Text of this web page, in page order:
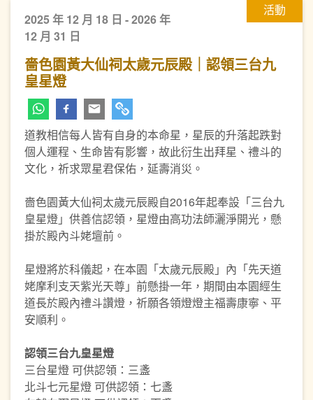
活動
2025 年 12 月 18 日 - 2026 年
12 月 31 日
嗇色園黃大仙祠太歲元辰殿｜認領三台九
皇星燈
道教相信每人皆有自身的本命星，星辰的升落起跌對
個人運程、生命皆有影響，故此衍生出拜星、禮斗的
文化，祈求眾星君保佑，延壽消災。
嗇色園黃大仙祠太歲元辰殿自2016年起奉設「三台九
皇星燈」供善信認領，星燈由高功法師灑淨開光，懸
掛於殿內斗姥壇前。
星燈將於科儀起，在本園「太歲元辰殿」內「先天道
姥摩利支天紫光天尊」前懸掛一年，期間由本園經生
道長於殿內禮斗讚燈，祈願各領燈燈主福壽康寧、平
安順利。
認領三台九皇星燈
三台星燈 可供認領：三盞
北斗七元星燈 可供認領：七盞